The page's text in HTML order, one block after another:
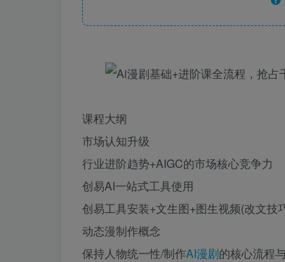
课程大纲
市场认知升级
行业进阶趋势+AIGC的市场核心竞争力
创易AI一站式工具使用
创易工具安装+文生图+图生视频(改文技
动态漫制作概念
保持人物统一性/制作AI漫剧的核心流程